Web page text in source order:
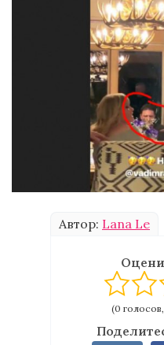
Автор: Lana Le
(0